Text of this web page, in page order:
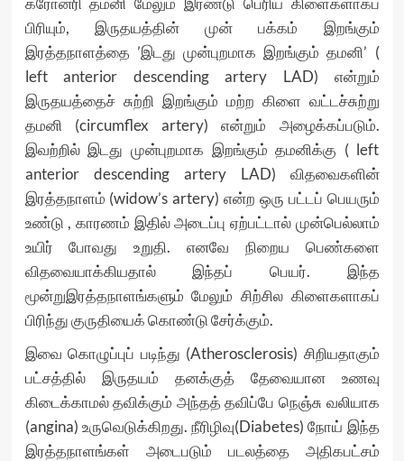
பிரியும், இருதயத்தின் முன் பக்கம் இறங்கும்
இரத்தநாளத்தை ’இடது முன்புறமாக இறங்கும் தமனி’ (
left anterior descending artery LAD) என்றும்
இருதயத்தைச் சுற்றி இறங்கும் மற்ற கிளை வட்டச்சுற்று
தமனி (circumflex artery) என்றும் அழைக்கப்படும்.
இவற்றில் இடது முன்புறமாக இறங்கும் தமனிக்கு ( left
anterior descending artery LAD) விதவைகளின்
இரத்தநாளம் (widow’s artery) என்ற ஒரு பட்டப் பெயரும்
உண்டு , காரணம் இதில் அடைப்பு ஏற்பட்டால் முன்பெல்லாம்
உயிர் போவது உறுதி. எனவே நிறைய பெண்களை
விதவையாக்கியதால் இந்தப் பெயர். இந்த
மூன்றுஇரத்தநாளங்களும் மேலும் சிற்சில கிளைகளாகப்
பிரிந்து குருதியைக் கொண்டு சேர்க்கும்.
இவை கொழுப்புப் படிந்து (Atherosclerosis) சிறியதாகும்
பட்சத்தில் இருதயம் தனக்குத் தேவையான உணவு
கிடைக்காமல் தவிக்கும் அந்தத் தவிப்பே நெஞ்சு வலியாக
(angina) உருவெடுக்கிறது. நீரிழிவு(Diabetes) நோய் இந்த
இரத்தநாளங்கள் அடைபடும் படலத்தை அதிகபட்சம்